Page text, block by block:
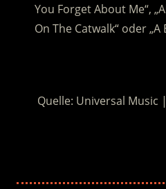
You Forget About Me“,
On The Catwalk“ oder
Quelle: Universal